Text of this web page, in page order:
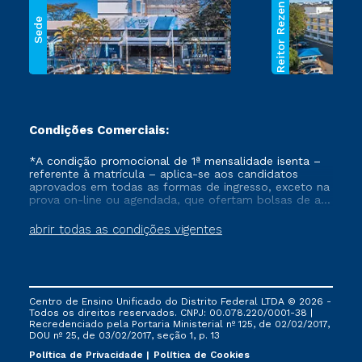
Sede Reitor Rezende
Condições Comerciais:
abrir todas as condições vigentes
*A condição promocional de 1ª mensalidade isenta –
referente à matrícula – aplica-se aos candidatos
aprovados em todas as formas de ingresso, exceto na
prova on-line ou agendada, que ofertam bolsas de até
vigente, que ainda não tenham efetivado e/ou não
tenham cancelado ou trancado sua matrícula em uma
via FIES, Prouni e outros programas governamentais, e
não se acumula com nenhuma outra campanha
ofertada pela Instituição.
Centro de Ensino Unificado do Distrito Federal LTDA © 2026 -
Todos os direitos reservados. CNPJ: 00.078.220/0001-38 |
Recredenciado pela Portaria Ministerial nº 125, de 02/02/2017,
DOU nº 25, de 03/02/2017, seção 1, p. 13
Política de Privacidade
Política de Cookies